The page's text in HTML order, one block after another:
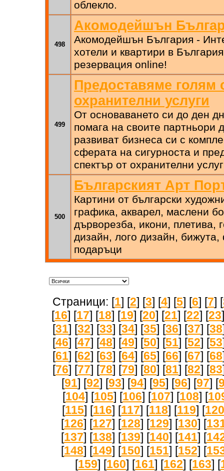
облекло.
498
Акомодейшън
Акомодейшън България -
хотели и квартири в
резервация online!
499
Предоставяме голям
охранителни услуги
От основаването си до ден
помага на своите партньори
развиват бизнеса си с
сферата на сигурноста и
спектър от охранителни
500
Българският Арт
Картини от български
графика, акварел, маслени
дърворезба, икони, плетива,
дизайн, лого дизайн,
подаръци
Страници: [1] [2] [3] [4] [5] [6] [7] [
[16] [17] [18] [19] [20] [21] [22] [23
[31] [32] [33] [34] [35] [36] [37] [38
[46] [47] [48] [49] [50] [51] [52] [53
[61] [62] [63] [64] [65] [66] [67] [68
[76] [77] [78] [79] [80] [81] [82] [83
[91] [92] [93] [94] [95] [96] [97] [
[104] [105] [106] [107] [108] [
[115] [116] [117] [118] [119] [120
[126] [127] [128] [129] [130] [
[137] [138] [139] [140] [141] [
[148] [149] [150] [151] [152] [
[159] [160] [161] [162] [163] [